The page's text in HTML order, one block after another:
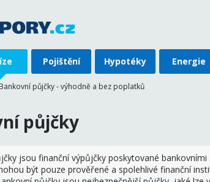
Pojištění Hypotéky Energie
půjčky - výhodně a bez poplatků
půjčky
jsou finanční výpůjčky poskytované
být pouze prověřené a spolehlivé finanční